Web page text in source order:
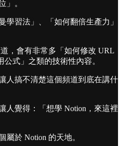
」。
學習法」、「如何翻倍生產力」
，會有非常多「如何修改 URL
公式」之類的技術性內容。
人搞不清楚這個頻道到底在講什
人覺得：「想學 Notion，來這裡
屬於 Notion 的天地。